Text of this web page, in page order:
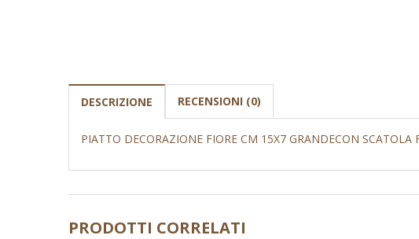
DESCRIZIONE RECENSIONI (0)
PIATTO DECORAZIONE FIORE CM 15X7 GRANDECON SCATOLA
PRODOTTI CORRELATI